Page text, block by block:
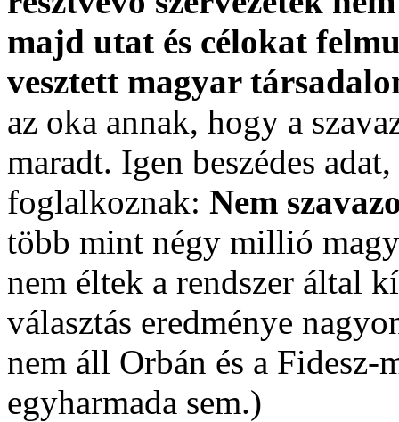
majd utat és célokat
vesztett magyar
az oka annak, hogy a
maradt. Igen beszédes
foglalkoznak: Nem
több mint négy millió
nem éltek a rendszer
választás eredménye
nem áll Orbán és a Fidesz-
egyharmada sem.)